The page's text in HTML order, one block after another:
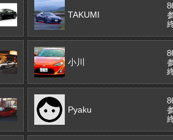
TAKUMI
小川
Pyaku